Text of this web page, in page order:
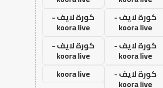
كورة لايف -
koora live
كورة لايف -
koora live
كورة لايف -
koora live
كورة لايف -
koora live
كورة لايف -
koora live
koora live